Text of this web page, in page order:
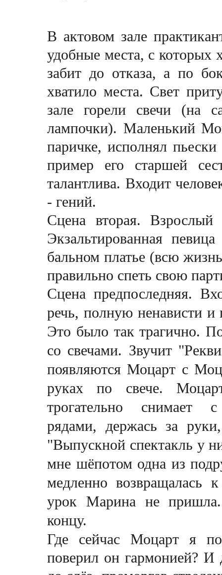
В актовом зале
удобные места, с
забит до отказа, а по
хватило места. Свет
зале горели свечи (на
лампочки). Маленький
паричке, исполнял
пример его старшей
талантлива. Входит
- гений.
Сцена вторая.
Экзальтированная
бальном платье (всю
правильно спеть свою
Сцена предпоследняя.
речь, полную ненависти
Это было так трагично.
со свечами. Звучит
появляются Моцарт с
руках по свече.
трогательно
рядами, держась за руки
"Выпускной спектакль у
мне шёпотом одна из
медленно возвращалась
урок Марина не
концу.
Где сейчас Моцарт я
поверил он гармонией? И